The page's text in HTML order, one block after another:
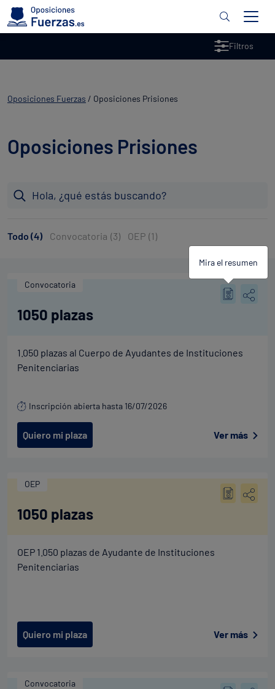
Oposiciones Fuerzas / Oposiciones Prisiones
Filtros
Oposiciones Prisiones
Todo (4) Convocatoria (3) OEP (1)
Convocatoria
1050 plazas
1.050 plazas al Cuerpo de Ayudantes de Instituciones
Penitenciarias
Inscripción abierta hasta 16/07/2026
Quiero mi plaza Ver más
OEP
1050 plazas
OEP 1.050 plazas de Ayudante de Instituciones
Penitenciarias
Quiero mi plaza Ver más
Convocatoria
Mira el resumen